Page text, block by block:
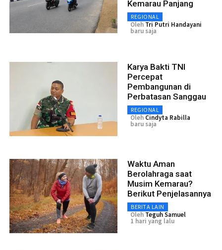
Kemarau Panjang
REGIONAL
Oleh Tri Putri Handayani
baru saja
Karya Bakti TNI
Percepat
Pembangunan di
Perbatasan Sanggau
REGIONAL
Oleh Cindyta Rabilla
baru saja
Waktu Aman
Berolahraga saat
Musim Kemarau?
Berikut Penjelasannya
BERITA LAIN
Oleh Teguh Samuel
1 hari yang lalu